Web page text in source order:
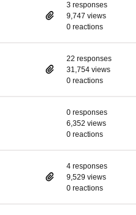
3 responses
9,747 views
0 reactions
22 responses
31,754 views
0 reactions
0 responses
6,352 views
0 reactions
4 responses
9,529 views
0 reactions